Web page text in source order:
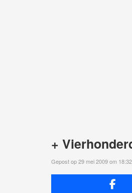
+
Gepost op 29 mei 2009 om 18:32